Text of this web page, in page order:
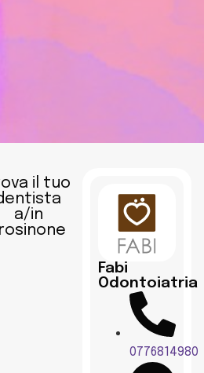
il tuo
a/in
Fabi
Odontoiatria
0776814980